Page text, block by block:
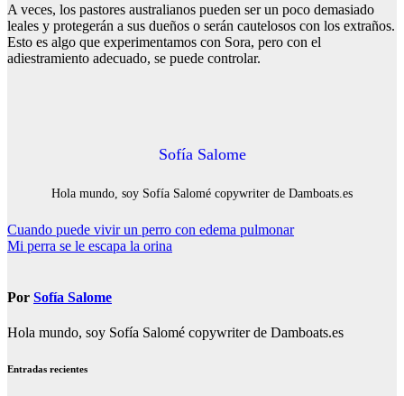
A veces, los pastores australianos pueden ser un poco demasiado
leales y protegerán a sus dueños o serán cautelosos con los extraños.
Esto es algo que experimentamos con Sora, pero con el
adiestramiento adecuado, se puede controlar.
Sofía Salome
Hola mundo, soy Sofía Salomé copywriter de Damboats.es
Navegación
de
Cuando puede vivir un perro con edema pulmonar
Mi perra se le escapa la orina
Por Sofía Salome
Hola mundo, soy Sofía Salomé copywriter de Damboats.es
Entradas recientes